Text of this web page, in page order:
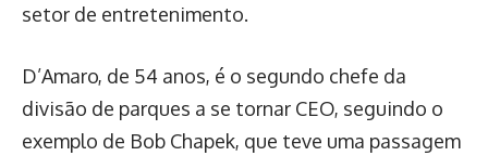
setor de entretenimento.
D’Amaro, de 54 anos, é o segundo chefe da
divisão de parques a se tornar CEO, seguindo o
exemplo de Bob Chapek, que teve uma passagem